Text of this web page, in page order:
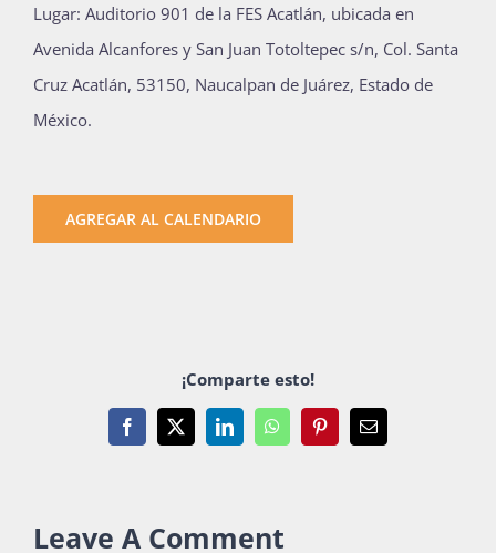
Lugar: Auditorio 901 de la FES Acatlán, ubicada en
Avenida Alcanfores y San Juan Totoltepec s/n, Col. Santa
Cruz Acatlán, 53150, Naucalpan de Juárez, Estado de
México.
AGREGAR AL CALENDARIO
¡Comparte esto!
Facebook
X LinkedInWhatsAppPinterestEmail
Leave A Comment